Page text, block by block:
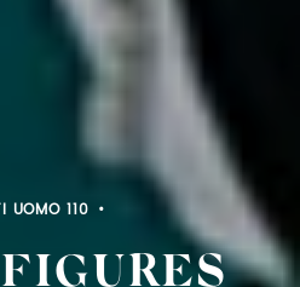
UOMO 110